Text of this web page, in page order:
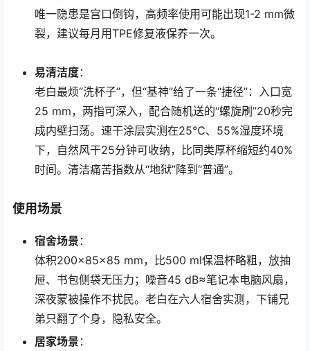
唯一隐患是宫口倒钩，高频率使用可能出现1-2 mm微
裂，建议每月用TPE修复液保养一次。
易清洁度：
老白最烦“洗杯子”，但“基神”给了一条“捷径”：入口宽
25 mm，两指可深入，配合随机送的“螺旋刷”20秒完
成内壁扫荡。速干涂层实测在25℃、55%湿度环境
下，自然风干25分钟可收纳，比同类厚杯缩短约40%
时间。清洁痛苦指数从“地狱”降到“普通”。
使用场景
宿舍场景 ：
体积200×85×85 mm，比500 ml保温杯略粗，放抽
屉、书包侧袋无压力；噪音45 dB≈笔记本电脑风扇，
深夜蒙被操作不扰民。老白在六人宿舍实测，下铺兄
弟只翻了个身，隐私安全。
居家场景 ：